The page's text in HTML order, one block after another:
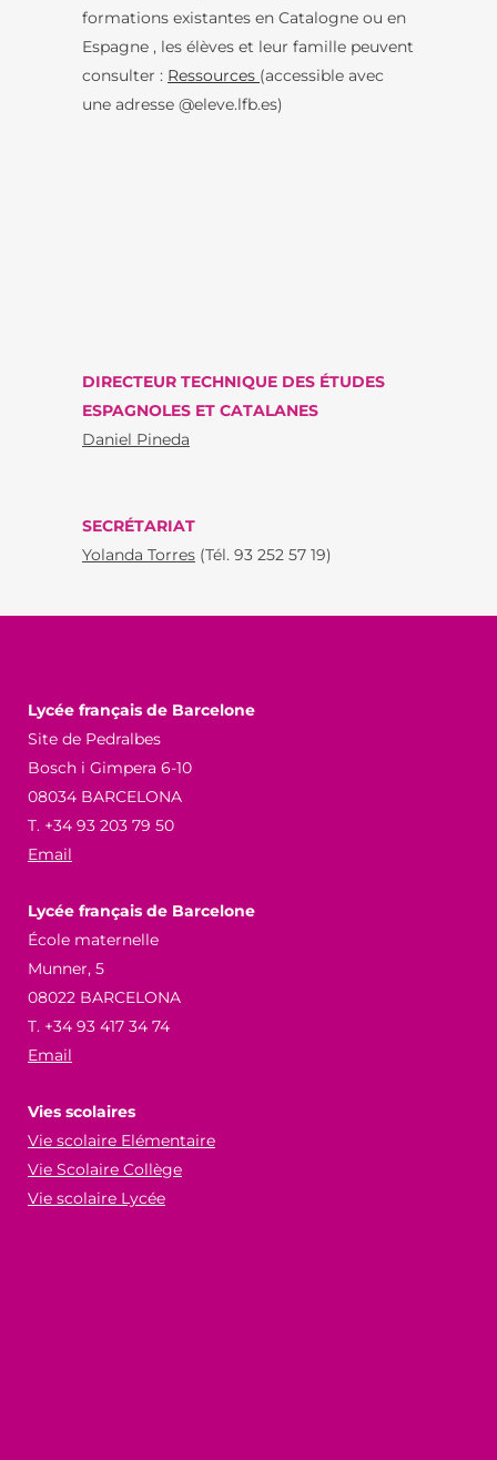
formations existantes en Catalogne ou en
Espagne , les élèves et leur famille peuvent
consulter : Ressources (accessible avec
une adresse @eleve.lfb.es)
DIRECTEUR TECHNIQUE DES ÉTUDES
ESPAGNOLES ET CATALANES
Daniel Pineda
SECRÉTARIAT
Yolanda Torres (Tél. 93 252 57 19)
Lycée français de Barcelone
Site de Pedralbes
Bosch i Gimpera 6-10
08034 BARCELONA
T. +34 93 203 79 50
Email
Lycée français de Barcelone
École maternelle
Munner, 5
08022 BARCELONA
T. +34 93 417 34 74
Email
Vies scolaires
Vie scolaire Elémentaire
Vie Scolaire Collège
Vie scolaire Lycée